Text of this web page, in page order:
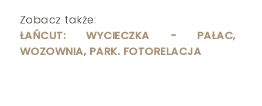
Zobacz także:
ŁAŃCUT: WYCIECZKA - PAŁAC,
WOZOWNIA, PARK. FOTORELACJA